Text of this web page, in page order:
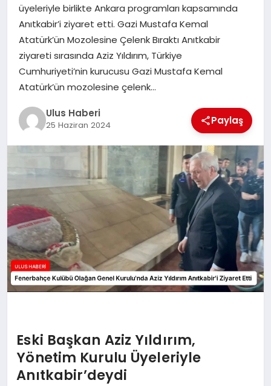
SPOR
YAŞAM
üyeleriyle birlikte Ankara programları kapsamında
Anıtkabir’i ziyaret etti. Gazi Mustafa Kemal
Atatürk’ün Mozolesine Çelenk Bıraktı Anıtkabir
ziyareti sırasında Aziz Yıldırım, Türkiye
Cumhuriyeti’nin kurucusu Gazi Mustafa Kemal
Atatürk’ün mozolesine çelenk…
Ulus Haberi
25 Haziran 2024 Paylaş
Eski Başkan Aziz Yıldırım,
Yönetim Kurulu Üyeleriyle
Anıtkabir’deydi